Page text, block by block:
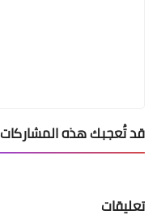
قد تُعجبك هذه المشاركات
تعليقات